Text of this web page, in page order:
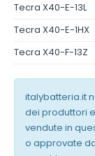
Tecra X40-E-13L
Tecra X40-E-1HX
Tecra X40-F-13Z
italybatteria.it
dei produttori
vendute in
o approvate